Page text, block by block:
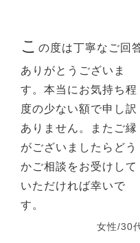
こ の度は丁寧なご回
ありがとうございま
す。本当にお気持ち程
度の少ない額で申し訳
ありません。またご縁
がございましたらどう
かご相談をお受けして
いただければ幸いで
す。
女性/30